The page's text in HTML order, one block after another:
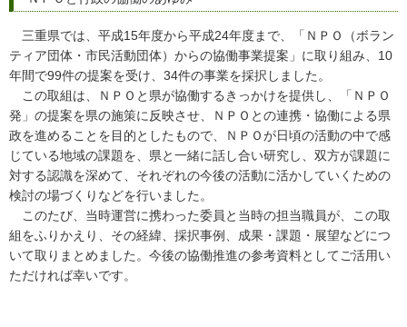
三重県では、平成15年度から平成24年度まで、「ＮＰＯ（ボラン
ティア団体・市民活動団体）からの協働事業提案」に取り組み、10
年間で99件の提案を受け、34件の事業を採択しました。
この取組は、ＮＰＯと県が協働するきっかけを提供し、「ＮＰＯ
発」の提案を県の施策に反映させ、ＮＰＯとの連携・協働による県
政を進めることを目的としたもので、ＮＰＯが日頃の活動の中で感
じている地域の課題を、県と一緒に話し合い研究し、双方が課題に
対する認識を深めて、それぞれの今後の活動に活かしていくための
検討の場づくりなどを行いました。
このたび、当時運営に携わった委員と当時の担当職員が、この取
組をふりかえり、その経緯、採択事例、成果・課題・展望などにつ
いて取りまとめました。今後の協働推進の参考資料としてご活用い
ただければ幸いです。